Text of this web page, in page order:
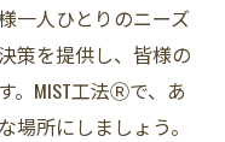
一人ひとりのニーズ
策を提供し、皆様の
。MIST工法Ⓡで、あ
場所にしましょう。